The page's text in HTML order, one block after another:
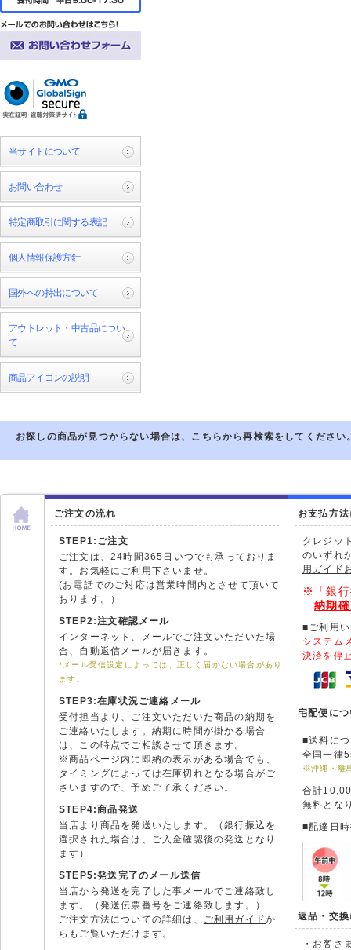
当サイトについて
お問い合わせ
特定商取引に関する表記
個人情報保護方針
国外への持出について
アウトレット・中古品につい
て
商品アイコンの説明
お探しの商品が見つからない場合は、こちらから再検索をしてください
ご注文の流れ
STEP1:ご注文
ご注文は、24時間365日いつでも承っておりま
す。お気軽にご利用下さいませ。
(お電話でのご対応は営業時間内とさせて頂いて
おります。）
STEP2:注文確認メール
インターネット 、 メールでご注文いただいた場
合、自動返信メールが届きます。
*メール受信設定によっては、正しく届かない場合があり
ます。
STEP3:在庫状況ご連絡メール
受付担当より、ご注文いただいた商品の納期を
ご連絡いたします。納期に時間が掛かる場合
は、この時点でご相談させて頂きます。
※商品ページ内に即納の表示がある場合でも、
タイミングによっては在庫切れとなる場合がご
ざいますので、予めご了承ください。
STEP4:商品発送
当店より商品を発送いたします。（銀行振込を
選択された場合は、ご入金確認後の発送となり
ます）
STEP5:発送完了のメール送信
当店から発送を完了した事メールでご連絡致し
ます。（発送伝票番号をご連絡致します。）
ご注文方法についての詳細は、 ご利用ガイドか
らもご覧いただけます。
お支払方
クレジッ
のいずれ
用ガイド
※「銀行
納期
■ご利用
システム
決済を停
宅配便に
■送料に
全国一律
※沖縄・離
合計
無料とな
■配達日
返品・交
・お客さ